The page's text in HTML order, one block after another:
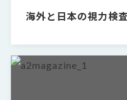
海外と日本の視力検